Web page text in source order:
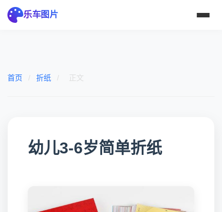
乐车图片
首页 / 折纸 / 正文
幼儿3-6岁简单折纸